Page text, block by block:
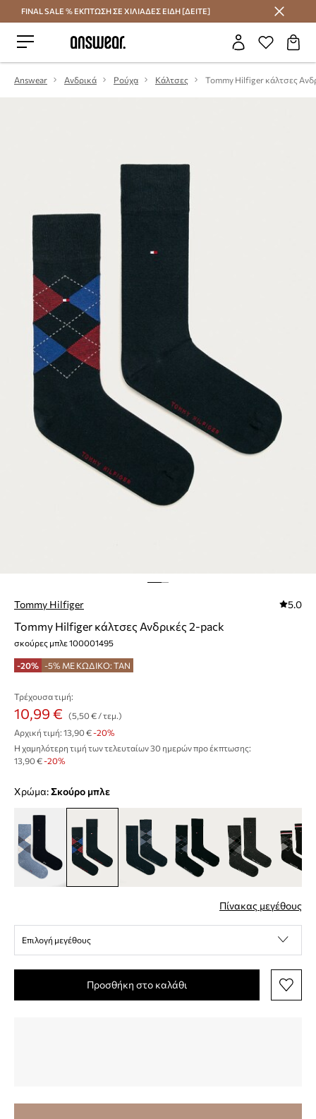
Εξοικονομήστε με το Answear Club
FINAL SALE % ΕΚΠΤΩΣΗ ΣΕ ΧΙΛΙΑΔΕΣ ΕΙΔΗ [ΔΕΙΤΕ]
Answear Ανδρικά Ρούχα Κάλτσες
Tommy Hilfiger 5.0
Tommy Hilfiger κάλτσες Ανδρικές 2-pack
σκούρες μπλε 100001495
-20% -5% ΜΕ ΚΩΔΙΚΟ: TAN
Τρέχουσα τιμή:
10,99 €
(5,50 € / τεμ.)
Αρχική τιμή: 13,90 €-20%
Η χαμηλότερη τιμή των τελευταίων 30 ημερών προ έκπτωσης:
13,90 € -20%
Χρώμα: σκούρο μπλε
Πίνακας μεγέθους
Επιλογή μεγέθους
Προσθήκη στο καλάθι